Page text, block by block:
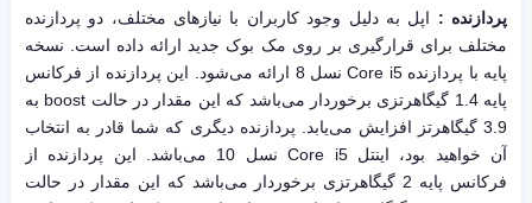
پردازنده : اپل به دلیل وجود کاربران با نیازهای مختلف، دو پردازنده
مختلف برای قرارگیری بر روی مک بوک جدید ارائه داده است. نسخه
پایه با پردازنده Core i5 نسل 8 ارائه می‌شود. این پردازنده از فرکانس
پایه 1.4 گیگاهرتزی برخوردار می‌باشد که این مقدار در حالت boost به
3.9 گیگاهرتز افزایش می‌یابد. پردازنده دیگری که شما قادر به انتخاب
آن خواهید بود، اینتل Core i5 نسل 10 می‌باشد. این پردازنده از
فرکانس پایه 2 گیگاهرتزی برخوردار می‌باشد که این مقدار در حالت